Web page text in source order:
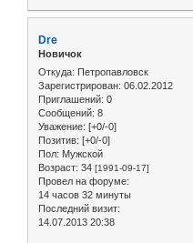
Dre
Новичок
Откуда: Петропавловск
Зарегистрирован: 06.02.2012
Приглашений: 0
Сообщений: 8
Уважение: [+0/-0]
Позитив: [+0/-0]
Пол: Мужской
Возраст: 34 [1991-09-17]
Провел на форуме:
14 часов 32 минуты
Последний визит:
14.07.2013 20:38